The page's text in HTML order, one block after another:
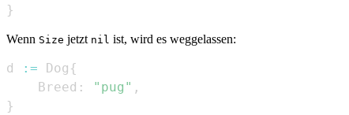
}
Wenn Size jetzt nil ist, wird es weggelassen:
d := Dog {
    Breed
: "pug" ,
}